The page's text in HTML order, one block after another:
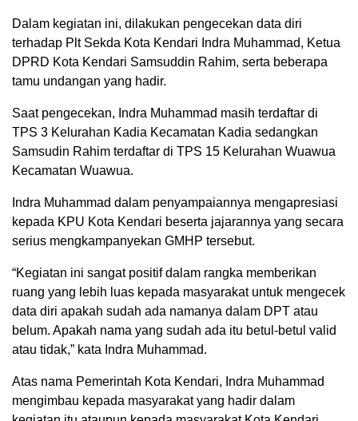
Dalam kegiatan ini, dilakukan pengecekan data diri
terhadap Plt Sekda Kota Kendari Indra Muhammad, Ketua
DPRD Kota Kendari Samsuddin Rahim, serta beberapa
tamu undangan yang hadir.
Saat pengecekan, Indra Muhammad masih terdaftar di
TPS 3 Kelurahan Kadia Kecamatan Kadia sedangkan
Samsudin Rahim terdaftar di TPS 15 Kelurahan Wuawua
Kecamatan Wuawua.
Indra Muhammad dalam penyampaiannya mengapresiasi
kepada KPU Kota Kendari beserta jajarannya yang secara
serius mengkampanyekan GMHP tersebut.
“Kegiatan ini sangat positif dalam rangka memberikan
ruang yang lebih luas kepada masyarakat untuk mengecek
data diri apakah sudah ada namanya dalam DPT atau
belum. Apakah nama yang sudah ada itu betul-betul valid
atau tidak,” kata Indra Muhammad.
Atas nama Pemerintah Kota Kendari, Indra Muhammad
mengimbau kepada masyarakat yang hadir dalam